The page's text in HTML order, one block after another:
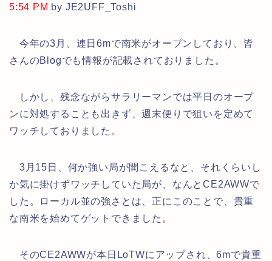
5:54 PM by JE2UFF_Toshi
今年の3月、連日6mで南米がオープンしており、皆
さんのBlogでも情報が記載されておりました。
しかし、残念ながらサラリーマンでは平日のオープ
ンに対処することも出きず、週末便りで狙いを定めて
ワッチしておりました。
3月15日、何か強い局が聞こえるなと、それくらいし
か気に掛けずワッチしていた局が、なんとCE2AWWで
した。ローカル並の強さとは、正にこのことで、貴重
な南米を始めてゲットできました。
そのCE2AWWが本日LoTWにアップされ、6mで貴重